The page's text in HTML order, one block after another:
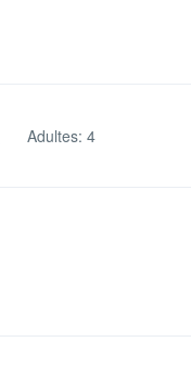
Adultes: 4